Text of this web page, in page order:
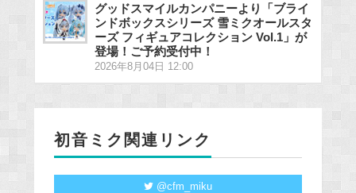
グッドスマイルカンパニーより「ブライ
ンドボックスシリーズ 雪ミクオールスタ
ーズ フィギュアコレクション Vol.1」が
登場！ご予約受付中！
2026年8月04日 12:00
初音ミク関連リンク
@cfm_miku